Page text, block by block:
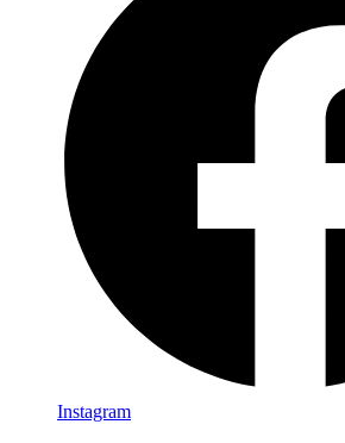
Instagram